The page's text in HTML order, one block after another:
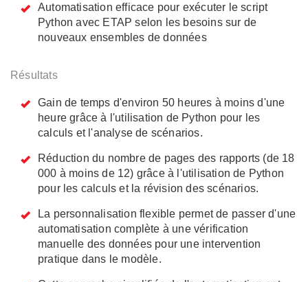
Automatisation efficace pour exécuter le script
Python avec ETAP selon les besoins sur de
nouveaux ensembles de données
Résultats
Gain de temps d'environ 50 heures à moins d'une
heure grâce à l'utilisation de Python pour les
calculs et l'analyse de scénarios.
Réduction du nombre de pages des rapports (de 18
000 à moins de 12) grâce à l'utilisation de Python
pour les calculs et la révision des scénarios.
La personnalisation flexible permet de passer d'une
automatisation complète à une vérification
manuelle des données pour une intervention
pratique dans le modèle.